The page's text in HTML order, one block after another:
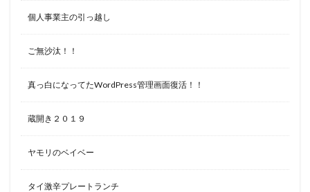
個人事業主の引っ越し
ご無沙汰！！
真っ白になってたWordPress管理画面復活！！
蔵開き２０１９
ヤモリのベイベー
タイ激辛プレートランチ